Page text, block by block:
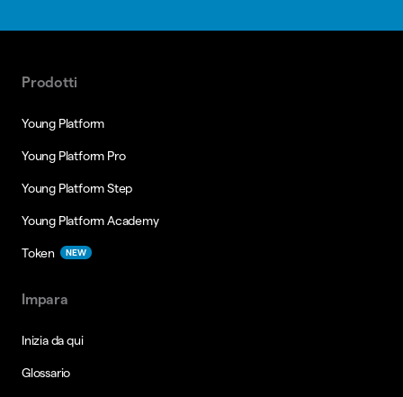
Prodotti
Young Platform
Young Platform Pro
Young Platform Step
Young Platform Academy
Token NEW
Impara
Inizia da qui
Glossario